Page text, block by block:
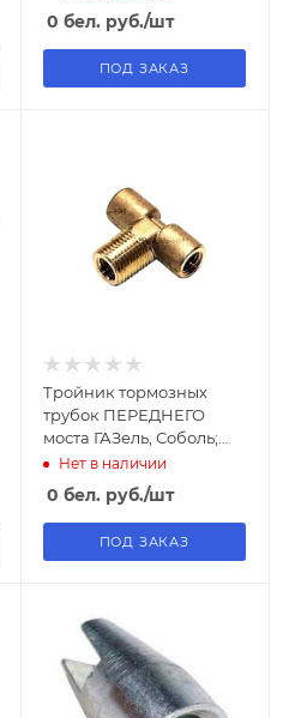
0 бел. руб./шт
ПОД ЗАКАЗ
Тройник тормозных
трубок ПЕРЕДНЕГО
моста ГАЗель, Соболь;
ЗАДНЕГО моста Волга
Нет в наличии
0 бел. руб./шт
ПОД ЗАКАЗ